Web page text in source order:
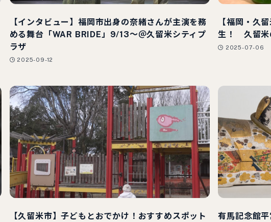
【インタビュー】福岡市出身の奈緒さんが主演を務
める舞台「WAR BRIDE」9/13～＠久留米シティプ
ラザ
2025-09-12
【福岡・久
生！ 久留米
2025-07-06
【久留米市】子どもとおでかけ！おすすめスポット
有馬記念館